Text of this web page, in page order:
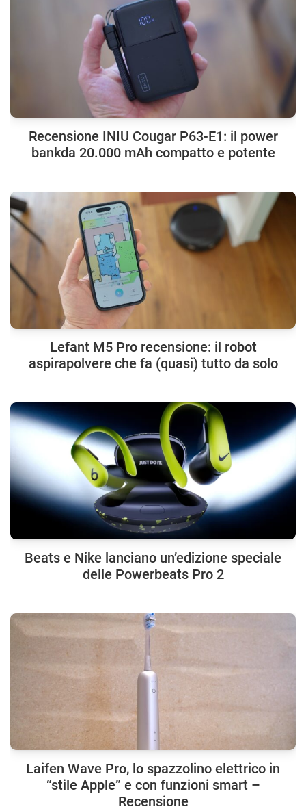
Recensione INIU Cougar P63-E1: il power
bankda 20.000 mAh compatto e potente
Lefant M5 Pro recensione: il robot
aspirapolvere che fa (quasi) tutto da solo
Beats e Nike lanciano un’edizione speciale
delle Powerbeats Pro 2
Laifen Wave Pro, lo spazzolino elettrico in
“stile Apple” e con funzioni smart –
Recensione